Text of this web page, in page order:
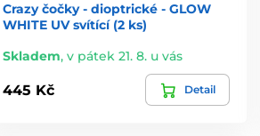
Crazy čočky - dioptrické - GLOW
WHITE UV svítící (2 ks)
Skladem, v pátek 21. 8. u vás
445 Kč Detail